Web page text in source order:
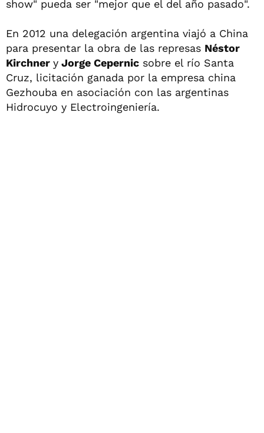
show" pueda ser "mejor que el del año pasado".
En 2012 una delegación argentina viajó a China
para presentar la obra de las represas Néstor
Kirchner y Jorge Cepernic sobre el río Santa
Cruz, licitación ganada por la empresa china
Gezhouba en asociación con las argentinas
Hidrocuyo y Electroingeniería.